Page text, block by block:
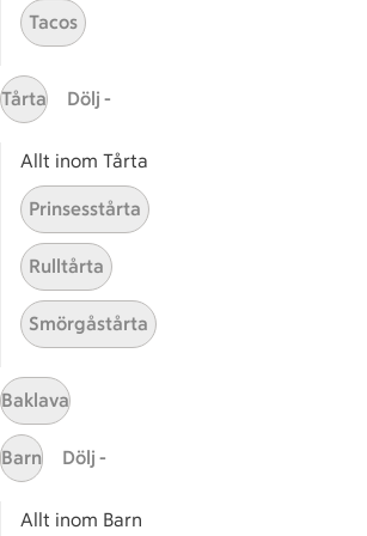
Gaston
ICAs tjänster
ICA-appen
ICA Scanna
ICA ToGo
Fler appar och tjänster
Stammis på ICA
Bli stammis
Stammis Husdjur
Partnererbjudanden
Våra ICA-kort
ICA
Tacos
Tårta Dölj -
Allt inom Tårta
Prinsesstårta
Rulltårta
Smörgåstårta
Baklava
Barn Dölj -
Allt inom Barn